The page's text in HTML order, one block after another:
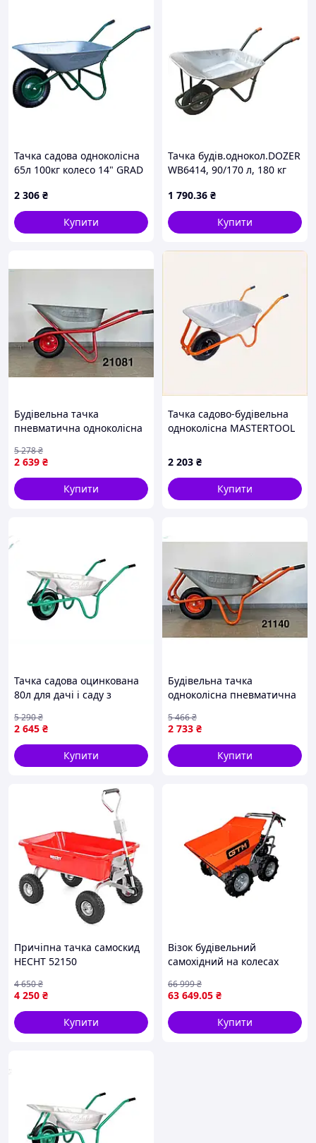
Тачка садова одноколісна
65л 100кг колесо 14" GRAD
2 306 ₴
Купити
Тачка будів.однокол.DOZER
WB6414, 90/170 л, 180 кг
1 790.36 ₴
Купити
Будівельна тачка
пневматична одноколісна
вантажів до 180 кг
2 639 ₴
5 278₴
Купити
Тачка садово-будівельна
одноколісна MASTERTOOL
72335A2C6
2 203 ₴
Купити
Тачка садова оцинкована
80л для дачі і саду з
120кг зелена рама
2 645 ₴
5 290₴
Купити
Будівельна тачка
одноколісна пневматична
вантажів до 180 кг об'єм 90
л ТМ ОЛІМП
2 733 ₴
5 466₴
Купити
Причіпна тачка самоскид
HECHT 52150
4 250 ₴
4 650₴
Купити
Візок будівельний
самохідний на колесах
63 649.05 ₴
66 999₴
Купити